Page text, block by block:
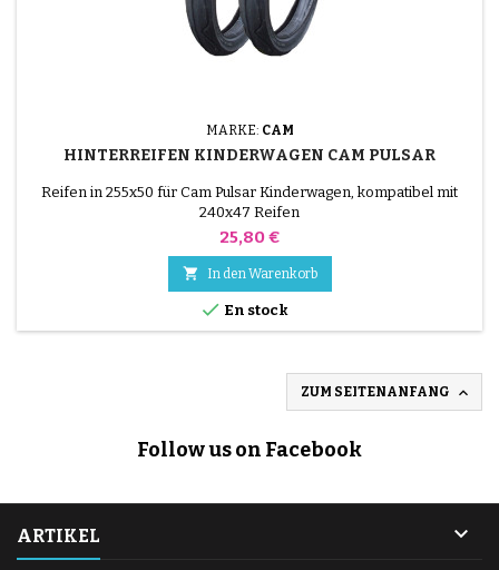
MARKE: CAM
HINTERREIFEN KINDERWAGEN CAM PULSAR
Reifen in 255x50 für Cam Pulsar Kinderwagen, kompatibel mit
240x47 Reifen
Preis
25,80 €
 In den Warenkorb
 En stock
ZUM SEITENANFANG 
Follow us on Facebook
ARTIKEL 